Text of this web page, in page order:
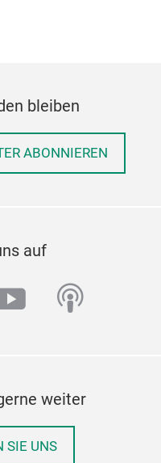
bleiben
ABONNIEREN
auf
weiter
SIE UNS